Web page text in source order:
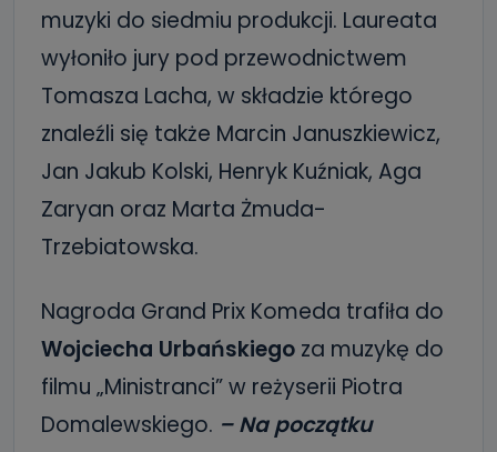
muzyki do siedmiu produkcji. Laureata
wyłoniło jury pod przewodnictwem
Tomasza Lacha, w składzie którego
znaleźli się także Marcin Januszkiewicz,
Jan Jakub Kolski, Henryk Kuźniak, Aga
Zaryan oraz Marta Żmuda-
Trzebiatowska.
Nagroda Grand Prix Komeda trafiła do
Wojciecha Urbańskiego za muzykę do
filmu „Ministranci” w reżyserii Piotra
Domalewskiego. – Na początku